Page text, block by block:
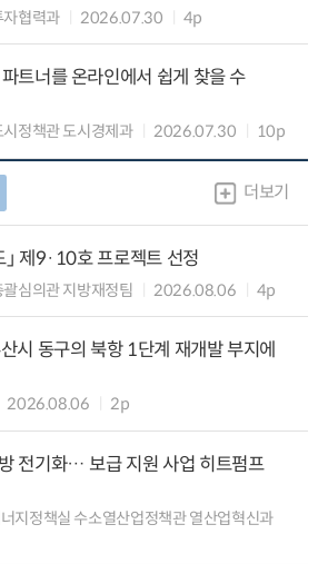
자협력과 2026.07.30 4p
트너를 온라인에서 쉽게 찾을 수
정책관 도시경제과 2026.07.30 10p
더보기
」 제9·10호 프로젝트 선정
심의관 지방재정팀 2026.08.06 4p
시 동구의 북항 1단계 재개발 부지에
2026.08.06 2p
전기화… 보급 지원 사업 히트펌프
지정책실 수소열산업정책관 열산업혁신과